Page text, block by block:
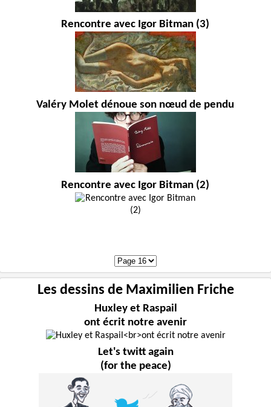
Rencontre avec Igor Bitman (3)
Valéry Molet dénoue son nœud de pendu
Rencontre avec Igor Bitman (2)
Les dessins de Maximilien Friche
Huxley et Raspail
ont écrit notre avenir
Let's twitt again
(for the peace)